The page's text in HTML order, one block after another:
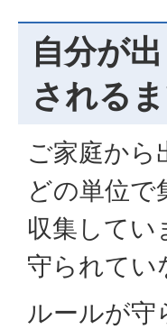
自分が
される
ご家庭から
どの単位で
収集してい
守られてい
ルールが守